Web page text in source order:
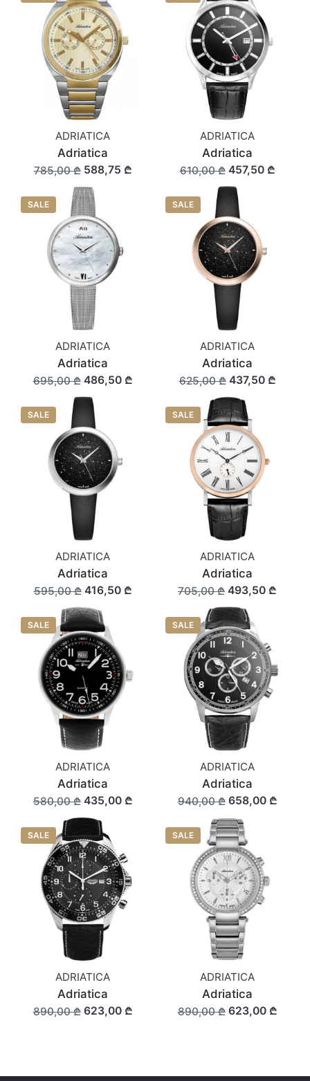
ADRIATICA
Adriatica
785,00 ₾588,75 ₾
ADRIATICA
Adriatica
610,00 ₾457,50 ₾
SALE
ADRIATICA
Adriatica
695,00 ₾486,50 ₾
SALE
ADRIATICA
Adriatica
625,00 ₾437,50 ₾
SALE
ADRIATICA
Adriatica
595,00 ₾416,50 ₾
SALE
ADRIATICA
Adriatica
705,00 ₾ 493,50 ₾
SALE
ADRIATICA
Adriatica
580,00 ₾435,00 ₾
SALE
ADRIATICA
Adriatica
940,00 ₾658,00 ₾
SALE
ADRIATICA
Adriatica
890,00 ₾623,00 ₾
SALE
ADRIATICA
Adriatica
890,00 ₾623,00 ₾